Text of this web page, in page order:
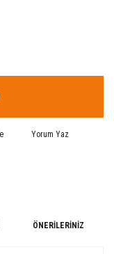
Yorum Yaz
ÖNERILERINIZ